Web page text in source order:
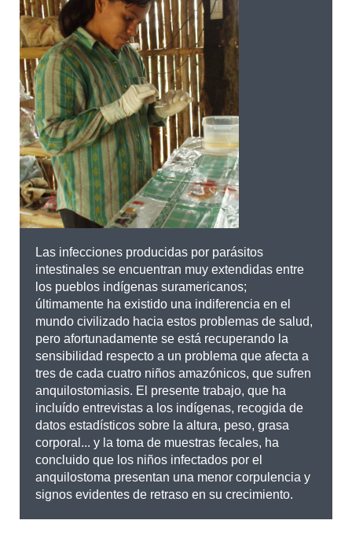
BUSCAR
Las infecciones producidas por parásitos
intestinales se encuentran muy extendidas entre
los pueblos indígenas suramericanos;
últimamente ha existido una indiferencia en el
mundo civilizado hacia estos problemas de salud,
pero afortunadamente se está recuperando la
sensibilidad respecto a un problema que afecta a
tres de cada cuatro niños amazónicos, que sufren
anquilostomiasis. El presente trabajo, que ha
incluído entrevistas a los indígenas, recogida de
datos estadísticos sobre la altura, peso, grasa
corporal... y la toma de muestras fecales, ha
concluido que los niños infectados por el
anquilostoma presentan una menor corpulencia y
signos evidentes de retraso en su crecimiento.